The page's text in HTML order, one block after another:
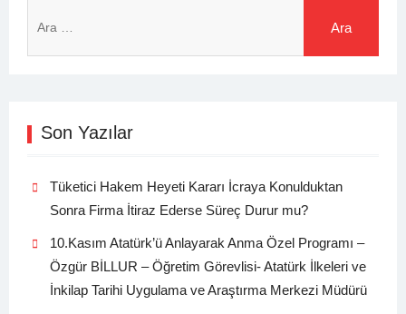
Son Yazılar
Tüketici Hakem Heyeti Kararı İcraya Konulduktan
Sonra Firma İtiraz Ederse Süreç Durur mu?
10.Kasım Atatürk’ü Anlayarak Anma Özel Programı –
Özgür BİLLUR – Öğretim Görevlisi- Atatürk İlkeleri ve
İnkilap Tarihi Uygulama ve Araştırma Merkezi Müdürü